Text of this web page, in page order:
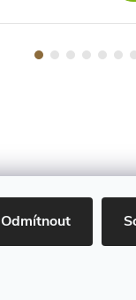
Odmítnout
Maestro